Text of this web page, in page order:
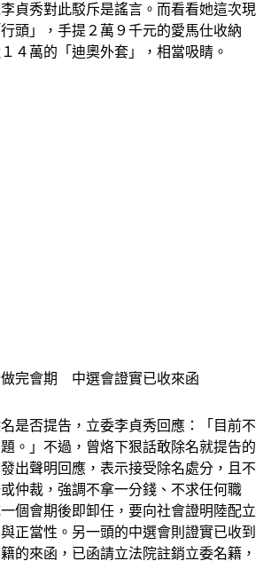
貞秀對此駁斥是謠言。而看看她這次現
頭」，手提２萬９千元的愛馬仕收納
４萬的「迪奧外套」，相當吸睛。
完會期　中選會證實已收來函
是否提告，立委李貞秀回應：「目前不
。」不過，曾烙下狠話敢除名就提告的
出聲明回應，表示接受除名處分，且不
仲裁，強調不拿一分錢、不求任何職
個會期後即卸任，要向社會證明陸配立
正當性。另一頭的中選會則證實已收到
的來函，已函請立法院註銷立委名籍，